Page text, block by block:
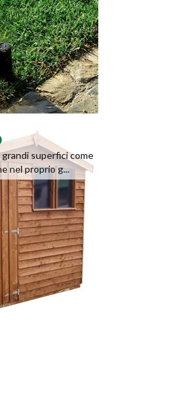
superfici come
nel proprio g...